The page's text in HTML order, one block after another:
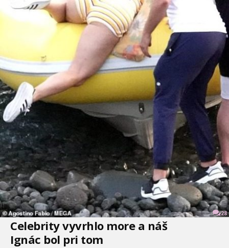
28
Celebrity vyvrhlo more a náš
Ignác bol pri tom